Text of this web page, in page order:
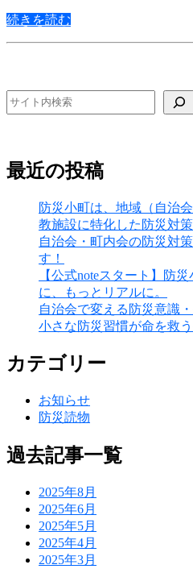
続きを読む
検索
最近の投稿
防災小町は、地域（自治
教施設に特化した防災対
自治会・町内会の防災対
す！
【公式noteスタート】防
に、もっとリアルに。
自治会で変える防災意識
小さな防災習慣が命を救
カテゴリー
お知らせ
防災読物
過去記事一覧
2025年8月
2025年6月
2025年5月
2025年4月
2025年3月